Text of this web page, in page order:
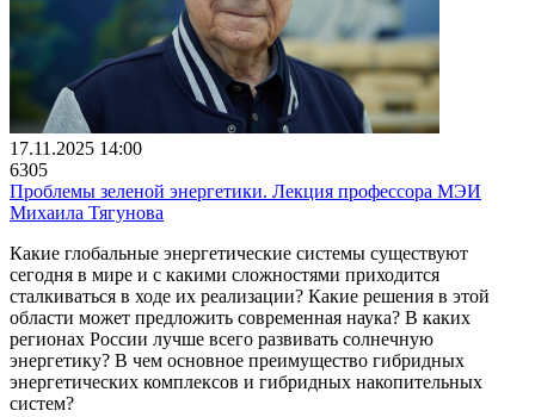
17.11.2025 14:00
6305
Проблемы зеленой энергетики. Лекция профессора МЭИ
Михаила Тягунова
Какие глобальные энергетические системы существуют
сегодня в мире и с какими сложностями приходится
сталкиваться в ходе их реализации? Какие решения в этой
области может предложить современная наука? В каких
регионах России лучше всего развивать солнечную
энергетику? В чем основное преимущество гибридных
энергетических комплексов и гибридных накопительных
систем?